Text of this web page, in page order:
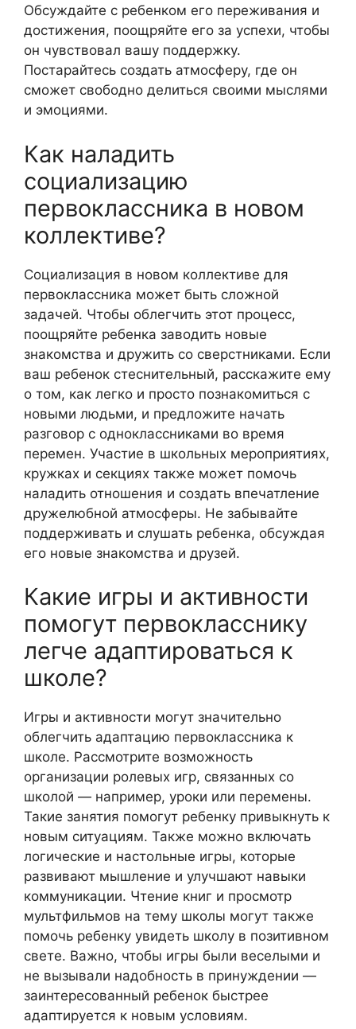
Обсуждайте с ребенком его переживания и
достижения, поощряйте его за успехи, чтобы
он чувствовал вашу поддержку.
Постарайтесь создать атмосферу, где он
сможет свободно делиться своими мыслями
и эмоциями.
Как наладить
социализацию
первоклассника в новом
коллективе?
Социализация в новом коллективе для
первоклассника может быть сложной
задачей. Чтобы облегчить этот процесс,
поощряйте ребенка заводить новые
знакомства и дружить со сверстниками. Если
ваш ребенок стеснительный, расскажите ему
о том, как легко и просто познакомиться с
новыми людьми, и предложите начать
разговор с одноклассниками во время
перемен. Участие в школьных мероприятиях,
кружках и секциях также может помочь
наладить отношения и создать впечатление
дружелюбной атмосферы. Не забывайте
поддерживать и слушать ребенка, обсуждая
его новые знакомства и друзей.
Какие игры и активности
помогут первокласснику
легче адаптироваться к
школе?
Игры и активности могут значительно
облегчить адаптацию первоклассника к
школе. Рассмотрите возможность
организации ролевых игр, связанных со
школой — например, уроки или перемены.
Такие занятия помогут ребенку привыкнуть к
новым ситуациям. Также можно включать
логические и настольные игры, которые
развивают мышление и улучшают навыки
коммуникации. Чтение книг и просмотр
мультфильмов на тему школы могут также
помочь ребенку увидеть школу в позитивном
свете. Важно, чтобы игры были веселыми и
не вызывали надобность в принуждении —
заинтересованный ребенок быстрее
адаптируется к новым условиям.